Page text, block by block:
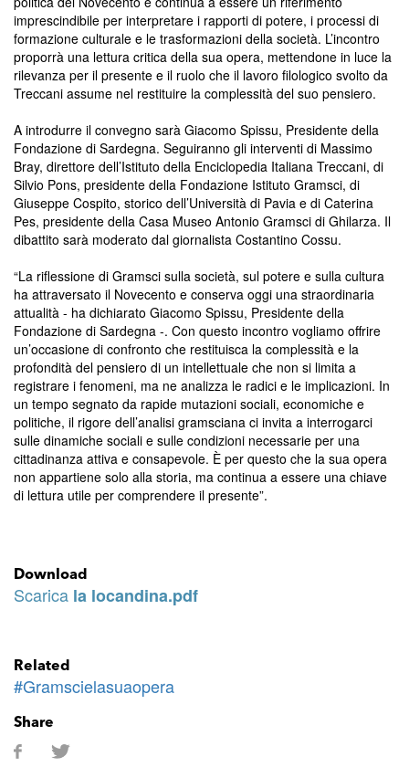
imprescindibile per interpretare i rapporti di potere, i processi di
formazione culturale e le trasformazioni della società. L’incontro
proporrà una lettura critica della sua opera, mettendone in luce la
rilevanza per il presente e il ruolo che il lavoro filologico svolto da
Treccani assume nel restituire la complessità del suo pensiero.
A introdurre il convegno sarà Giacomo Spissu, Presidente della
Fondazione di Sardegna. Seguiranno gli interventi di Massimo
Bray, direttore dell’Istituto della Enciclopedia Italiana Treccani, di
Silvio Pons, presidente della Fondazione Istituto Gramsci, di
Giuseppe Cospito, storico dell’Università di Pavia e di Caterina
Pes, presidente della Casa Museo Antonio Gramsci di Ghilarza. Il
dibattito sarà moderato dal giornalista Costantino Cossu.
“La riflessione di Gramsci sulla società, sul potere e sulla cultura
ha attraversato il Novecento e conserva oggi una straordinaria
attualità - ha dichiarato Giacomo Spissu, Presidente della
Fondazione di Sardegna -. Con questo incontro vogliamo offrire
un’occasione di confronto che restituisca la complessità e la
profondità del pensiero di un intellettuale che non si limita a
registrare i fenomeni, ma ne analizza le radici e le implicazioni. In
un tempo segnato da rapide mutazioni sociali, economiche e
politiche, il rigore dell’analisi gramsciana ci invita a interrogarci
sulle dinamiche sociali e sulle condizioni necessarie per una
cittadinanza attiva e consapevole. È per questo che la sua opera
non appartiene solo alla storia, ma continua a essere una chiave
di lettura utile per comprendere il presente”.
Download
Scarica la locandina.pdf
Related
#Gramscielasuaopera
Share